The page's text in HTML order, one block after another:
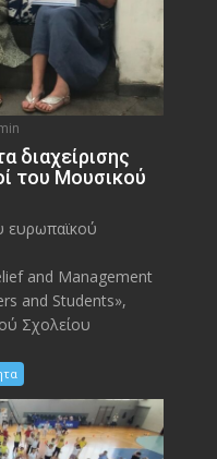
διαχείρισης
του Μουσικού
ευρωπαϊκού
and Management
and Students»,
Σχολείου